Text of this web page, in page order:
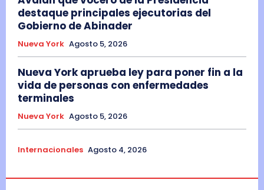
destaque principales ejecutorias del
Gobierno de Abinader
Nueva York Agosto 5, 2026
Nueva York aprueba ley para poner fin a la
vida de personas con enfermedades
terminales
Nueva York Agosto 5, 2026
Internacionales Agosto 4, 2026